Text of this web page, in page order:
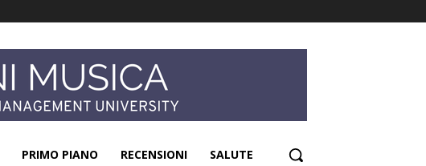
PRIMO PIANO RECENSIONI SALUTE